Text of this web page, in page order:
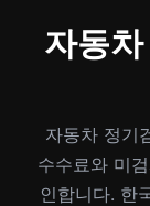
자동
자동차 정기
수수료와 미
인합니다. 한